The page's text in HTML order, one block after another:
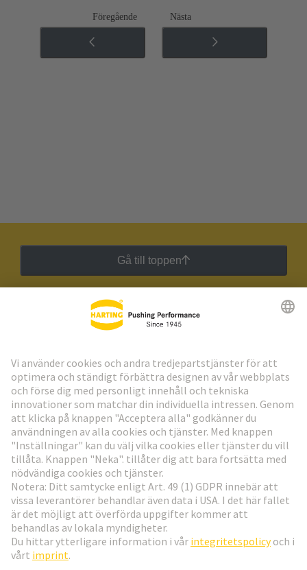
Föregående Nästa
Gå till toppen
HARTING:s nyhetsbrev
Gå till registrering
Social Media
Sverige